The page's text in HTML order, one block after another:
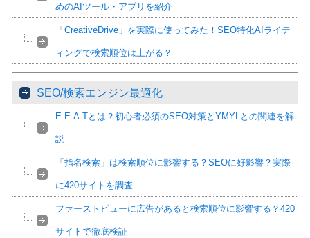
めのAIツール・アプリを紹介
「CreativeDrive」を実際に使ってみた！SEO特化AIライテ
ィングで検索順位は上がる？
SEO/検索エンジン最適化
E-E-A-Tとは？初心者必須のSEO対策とYMYLとの関連を解
説
「指名検索」は検索順位に影響する？SEOに好影響？実際
に420サイトを調査
ファーストビューに広告があると検索順位に影響する？420
サイトで徹底検証